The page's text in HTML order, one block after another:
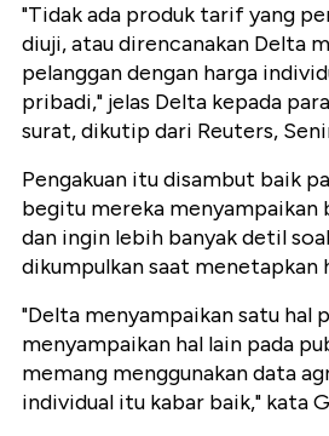
"Tidak ada produk tarif yang
diuji, atau direncanakan Delta
pelanggan dengan harga
pribadi," jelas Delta kepada
surat, dikutip dari Reuters,
Pengakuan itu disambut baik
begitu mereka menyampaikan
dan ingin lebih banyak detil
dikumpulkan saat menetapkan
"Delta menyampaikan satu hal
menyampaikan hal lain pada
memang menggunakan data
individual itu kabar baik," kata